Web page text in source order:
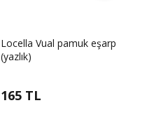
Locella Vual pamuk eşarp
(yazlık)
165 TL